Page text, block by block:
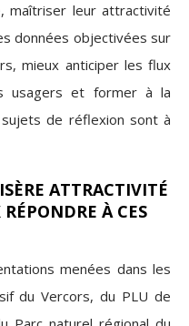
maîtriser leur attractivité
données objectivées sur
mieux anticiper les flux
usagers et former à la
de réflexion sont à
ATTRACTIVITÉ
À CES
menées dans les
du Vercors, du PLU de